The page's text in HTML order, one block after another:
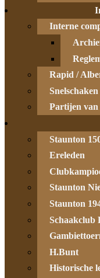
Interne
Rapid /
Snelschaken
Partijen van
Staunton
Ereleden
Staunton
Staunton
Schaakclub
H.Bunt
Historische